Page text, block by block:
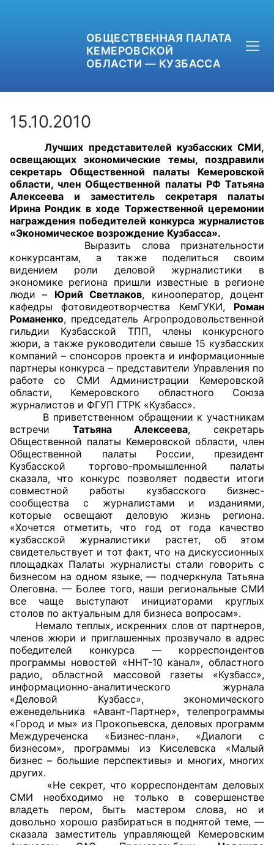
ОБЩЕСТВЕННАЯ ПАЛАТА
КЕМЕРОВСКОЙ
ОБЛАСТИ — КУЗБАССА
+7 (3842) 58-82-40
OPKO42@BK.RU
ОБРАТНАЯ СВЯЗЬ
Главная
Общественные советы
Общественные советы при территориальных
органах федеральных органов
исполнительной власти
Общественные советы по проведению
независимой оценки качества условий
оказания услуг
О Палате
Структура Палаты
Комиссии
Экспертный совет ОП КО
Совет ОП КО
Общественный штаб
Члены ОП КО
Документы ОП КО
Регламент ОП КО
Кодекс этики ОП КО
Положения
Соглашения
Рекомендации
Порядок работы ЦОН
15.10.2010
Лучших представителей кузбасских СМИ,
освещающих экономические темы, поздравили
секретарь Общественной палаты Кемеровской
области, член Общественной палаты РФ Татьяна
Алексеева и заместитель секретаря палаты
Ирина Рондик в ходе Торжественной церемонии
награждения победителей конкурса журналистов
«Экономическое возрождение Кузбасса».
Выразить слова признательности
конкурсантам, а также поделиться своим
видением роли деловой журналистики в
экономике региона пришли известные в регионе
люди – Юрий Светлаков, кинооператор, доцент
кафедры фотовидеотворчества КемГУКИ, Роман
Романенко, председатель Агропродовольственной
гильдии Кузбасской ТПП, члены конкурсного
жюри, а также руководители свыше 15 кузбасских
компаний – спонсоров проекта и информационные
партнеры конкурса – представители Управления по
работе со СМИ Администрации Кемеровской
области, Кемеровского областного Союза
журналистов и ФГУП ГТРК «Кузбасс».
В приветственном обращении к участникам
встречи Татьяна Алексеева, секретарь
Общественной палаты Кемеровской области, член
Общественной палаты России, президент
Кузбасской торгово-промышленной палаты
сказала, что конкурс позволяет подвести итоги
совместной работы кузбасского бизнес-
сообщества с журналистами и изданиями,
которые освещают деловую жизнь региона.
«Хочется отметить, что год от года качество
кузбасской журналистики растет, об этом
свидетельствует и тот факт, что на дискуссионных
площадках Палаты журналисты стали говорить с
бизнесом на одном языке, — подчеркнула Татьяна
Олеговна. — Более того, наши региональные СМИ
все чаще выступают инициаторами круглых
столов по актуальным для бизнеса вопросам».
Немало теплых, искренних слов от партнеров,
членов жюри и приглашенных прозвучало в адрес
победителей конкурса — корреспондентов
программы новостей «ННТ-10 канал», областного
радио, областной массовой газеты «Кузбасс»,
информационно-аналитического журнала
«Деловой Кузбасс», экономического
еженедельника «Авант-Партнер», телепрограммы
«Город и мы» из Прокопьевска, деловых программ
Междуреченска «Бизнес-план», «Диалоги с
бизнесом», программы из Киселевска «Малый
бизнес – большие перспективы» и многих, многих
других.
«Не секрет, что корреспондентам деловых
СМИ необходимо не только в совершенстве
владеть пером, быть мастером слова, но и
довольно хорошо разбираться в поднятой теме, —
сказала заместитель управляющей Кемеровским